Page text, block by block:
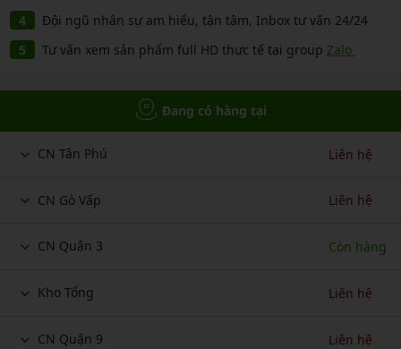
Đội ngũ nhân sự am hiểu, tận tâm, Inbox tư vấn 24/24
Tư vấn xem sản phẩm full HD thực tế tại group Zalo
Đang có hàng tại
CN Tân Phú Liên hệ
CN Gò Vấp Liên hệ
CN Quận 3 Còn hàng
Kho Tổng Liên hệ
CN Quận 9 Liên hệ